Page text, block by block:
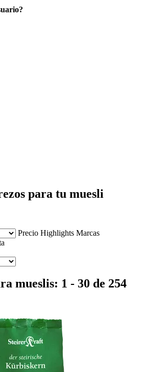
para tu muesli
Precio Highlights Marcas
mueslis: 1 - 30 de 254